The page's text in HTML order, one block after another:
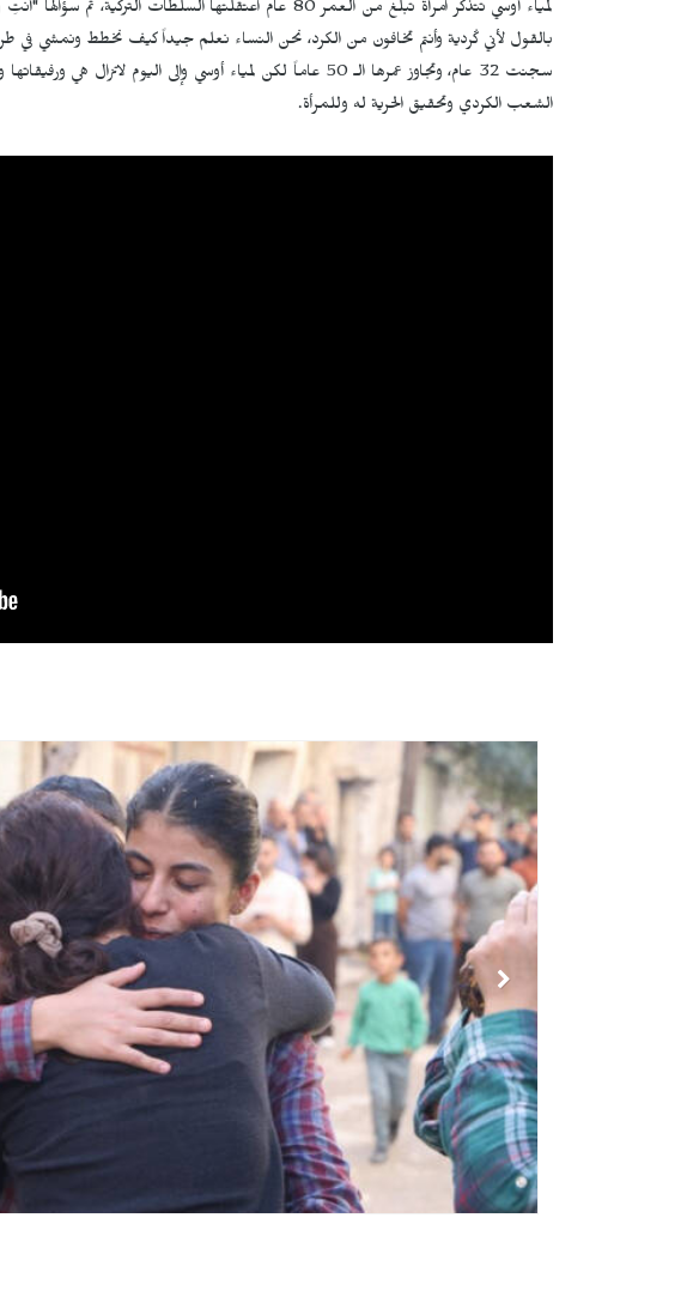
لمياء أوسي تتذكر امرأة تبلغ من العمر 80 عام اعتقلتها السلطات
بالقول لأني كُردية وأنتم تخافون من الكرد، نحن النساء نعلم جيداً كيف نخطط ونمشي في
سجنت 32 عام، وتجاوز عمرها الـ 50 عاماً لكن لمياء أوسي وإلى اليوم
الشعب الكردي وتحقيق الحرية له وللمرأة.